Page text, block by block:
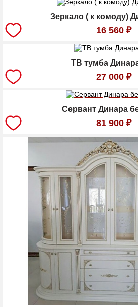
Зеркало ( к комоду)
16 560 ₽
ТВ тумба
27 000 ₽
Сервант Динара
81 900 ₽